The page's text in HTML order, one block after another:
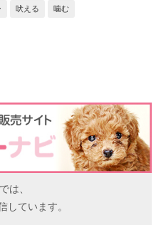
吠える 噛む
は、
しています。